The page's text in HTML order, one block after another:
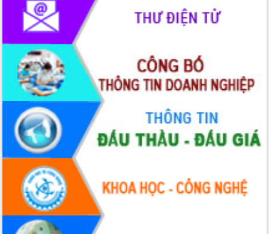
Tập huấn nâng cao năng lực triển khai
chuyển đổi số cho cán bộ, công chức
cấp xã
Đắk Lắk phát động hưởng ứng Ngày
Quyền của người tiêu dùng Việt Nam
2026
Đẩy mạnh cải cách hành chính, quyết
tâm đạt được mục tiêu tăng trưởng
hai con số trong năm 2026
Tổ chức trang trọng Lễ hội Đền thờ
Lương Văn Chánh năm 2026
Phó Bí thư Tỉnh ủy Đắk Lắk Đỗ Hữu
Huy giữ chức Bí thư Đảng ủy Ủy Ban
Nhân dân tỉnh
Bệnh án điện tử thúc đẩy chuyển đổi
số y tế tại Đắk Lắk
Chuyển đổi số thư viện: Mở rộng
không gian tri thức trong thời đại số